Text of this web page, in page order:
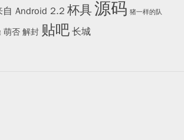
自 Android 2.2 杯具源码 猪一样的队
萌否 解封 贴吧长城